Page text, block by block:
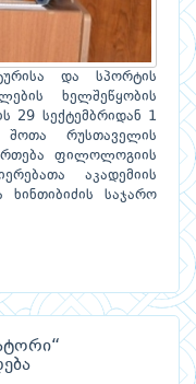
და სპორტის
ხელშეწყობის
29 სექტემბრიდან 1
რუსთაველის
ფილოლოგიის
აკადემიის
საჯარო